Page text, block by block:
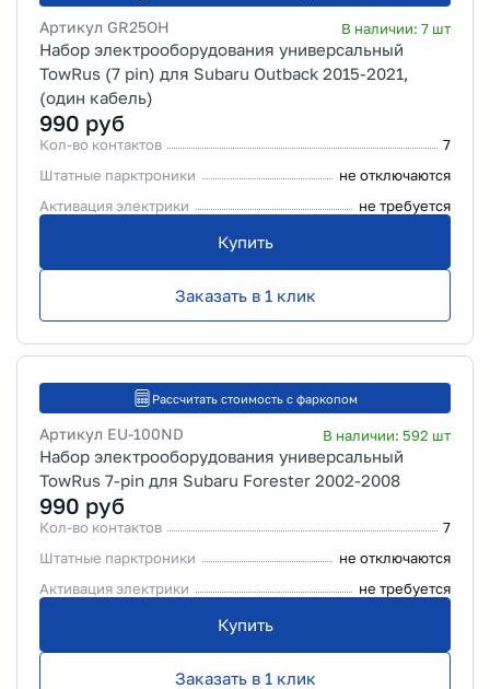
Артикул GR25OH В наличии: 7 шт
Набор электрооборудования универсальный
TowRus (7 pin) для Subaru Outback 2015-2021,
(один кабель)
990 руб
Кол-во контактов
7
Штатные парктроники
не отключаются
Активация электрики
не требуется
Купить
Заказать в 1 клик
Рассчитать стоимость с фаркопом
Артикул EU-100ND В наличии: 592 шт
Набор электрооборудования универсальный
TowRus 7-pin для Subaru Forester 2002-2008
990 руб
Кол-во контактов
7
Штатные парктроники
не отключаются
Активация электрики
не требуется
Купить
Заказать в 1 клик